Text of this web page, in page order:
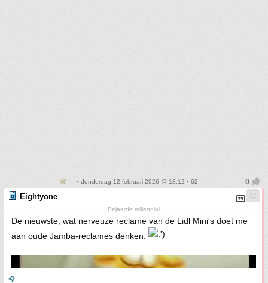
• donderdag 12 februari 2026 @ 18:12 • 62
Eightyone
Bejaarde millennial
De nieuwste, wat nerveuze reclame van de Lidl Mini's doet me
aan oude Jamba-reclames denken.
🎧